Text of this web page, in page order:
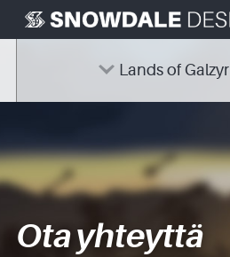
Lands of Galzyr
Ota yhteyttä